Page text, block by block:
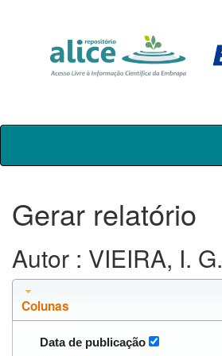
Skip
Gerar relatório
Autor : VIEIRA, I. G.
Colunas
Data de publicação